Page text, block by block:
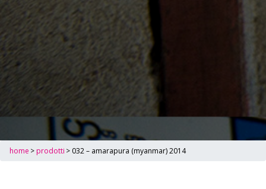
home > prodotti > 032 – amarapura (myanmar) 2014